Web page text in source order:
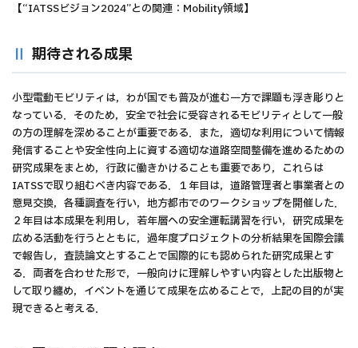
【“IATSSビジョン2024”との関連：Mobility領域】
期待される成果
小型電動モビリティは，わが国でも普及が進む一方で課題も浮き彫りと
なっている．そのため，安全で社会に受容されるモビリティとして一般
の方の理解を深めることが重要である．また，適切な利用について情報
発信することや安全性向上に資する適切な道路空間整備を進めるための
研究成果をまとめ，行政に働きかけることも重要であり，これらは
IATSSで取り組むべき内容である．１年目は，道路管理者と事業者との
意見交換，各種調査を行い，地方都市でのワークショップを開催した．
２年目は本成果を利用し，若年層への安全運転講習を行い，研究成果を
広める活動を行うとともに，過年度プロジェクトの分析結果を国際会議
で報告し，査読論文とすることで国際的にも認められた研究成果とす
る．両者を合わせた形で，一般向けに理解しやすい内容とした出版物と
して取り纏め，イベントを通じて成果を広めることで，上記の目的が実
現できると考える．